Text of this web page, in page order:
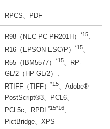
RPCS、PDF
R98（NEC PC-PR201H） *15、
R16（EPSON ESC/P）
*15、
R55（IBM5577）
*15
、RP-
GL/2（HP-GL/2）、
RTIFF（TIFF）
*15、Adobe®
PostScript®3、PCL6、
PCL5c、RPDL*15*16、
PictBridge、XPS